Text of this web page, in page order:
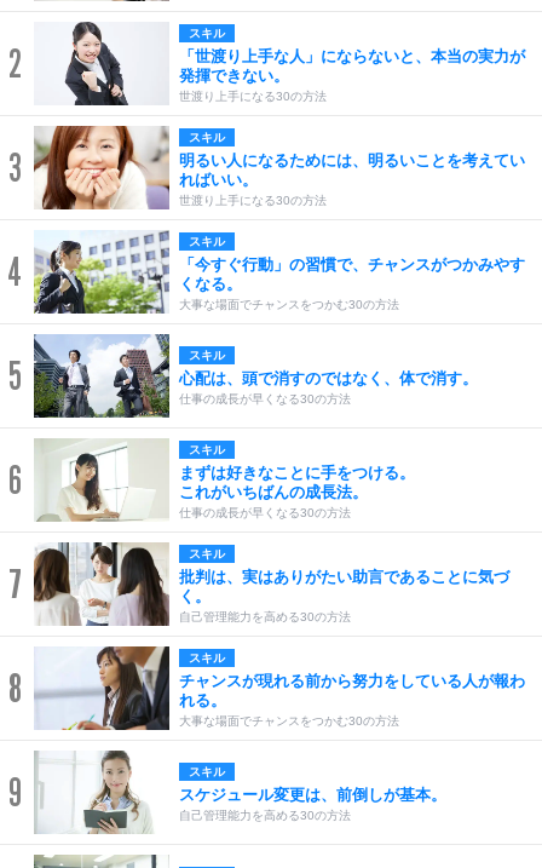
2
スキル
「世渡り上手な人」にならないと、本当の実力が
発揮できない。
世渡り上手になる30の方法
3
スキル
明るい人になるためには、明るいことを考えてい
ればいい。
世渡り上手になる30の方法
4
スキル
「今すぐ行動」の習慣で、チャンスがつかみやす
くなる。
大事な場面でチャンスをつかむ30の方法
5 スキル
心配は、頭で消すのではなく、体で消す。
仕事の成長が早くなる30の方法
6
スキル
まずは好きなことに手をつける。
これがいちばんの成長法。
仕事の成長が早くなる30の方法
7
スキル
批判は、実はありがたい助言であることに気づ
く。
自己管理能力を高める30の方法
8
スキル
チャンスが現れる前から努力をしている人が報わ
れる。
大事な場面でチャンスをつかむ30の方法
9 スキル
スケジュール変更は、前倒しが基本。
自己管理能力を高める30の方法